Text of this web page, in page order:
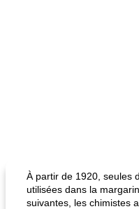
À partir de 1920, seules
utilisées dans la
suivantes, les chimistes